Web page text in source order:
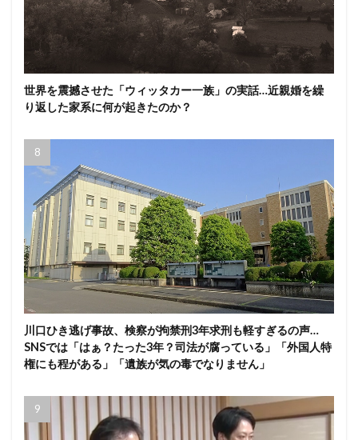
世界を震撼させた「ウィッタカー一族」の実話…近親婚を繰
り返した家系に何が起きたのか？
川口ひき逃げ事故、検察が拘禁刑3年求刑も軽すぎるの声…
SNSでは「はぁ？たった3年？司法が腐っている」「外国人特
権にも程がある」「遺族が気の毒でなりません」